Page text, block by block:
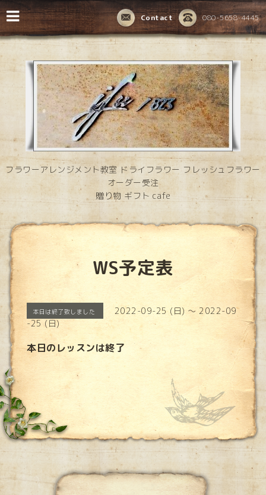
080-5658-4445
Contact
フラワーアレンジメント教室 ドライフラワー フレッシュフラワー
オーダー受注
贈り物 ギフト cafe
WS予定表
本日は終了致しました
2022-09-25 (日) ～ 2022-09
-25 (日)
本日のレッスンは終了